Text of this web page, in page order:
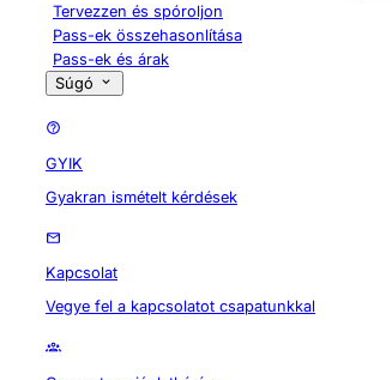
Tervezzen és spóroljon
Pass-ek összehasonlítása
Pass-ek és árak
Súgó
GYIK
Gyakran ismételt kérdések
Kapcsolat
Vegye fel a kapcsolatot csapatunkkal